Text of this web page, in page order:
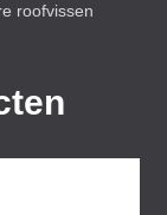
roofvissen